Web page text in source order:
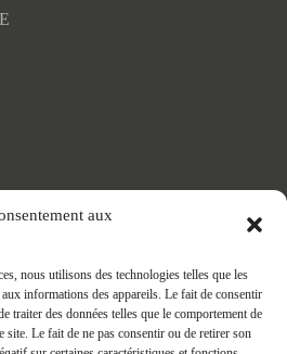
aux
nous utilisons des technologies telles que les
informations des appareils. Le fait de consentir
traiter des données telles que le comportement de
Le fait de ne pas consentir ou de retirer son